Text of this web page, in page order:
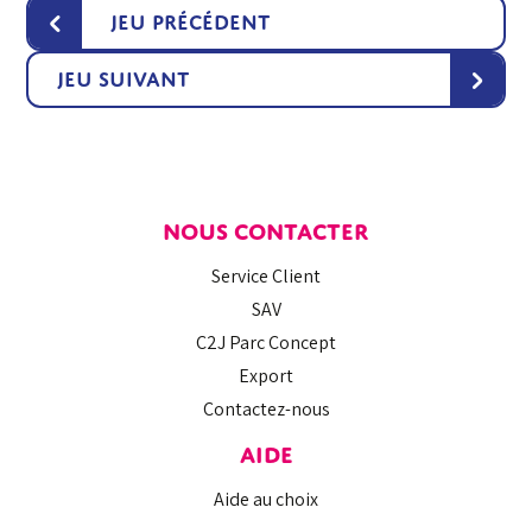
‹ Jeu précédent
Jeu suivant ›
NOUS CONTACTER
Service Client
SAV
C2J Parc Concept
Export
Contactez-nous
AIDE
Aide au choix